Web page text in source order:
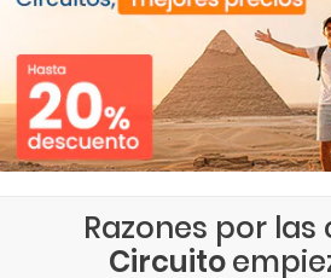
Razones por las
Circuito